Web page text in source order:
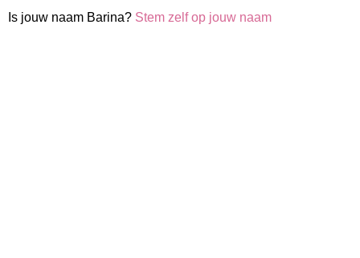
Is jouw naam Barina? Stem zelf op jouw naam